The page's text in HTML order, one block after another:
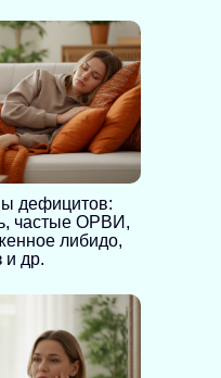
дефицитов:
частые ОРВИ,
либидо,
и др.